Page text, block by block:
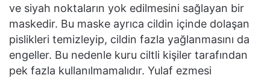
ve siyah noktaların yok edilmesini sağlayan bir
maskedir. Bu maske ayrıca cildin içinde dolaşan
pislikleri temizleyip, cildin fazla yağlanmasını da
engeller. Bu nedenle kuru ciltli kişiler tarafından
pek fazla kullanılmamalıdır. Yulaf ezmesi